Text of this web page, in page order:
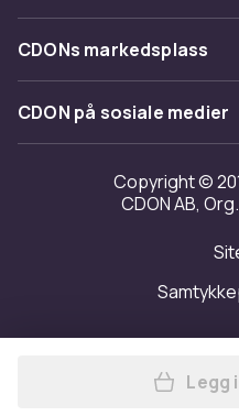
Tilbakekallinger
Varemerker
Om oss
Kundeanmeldelser
Jobbe på CDON
Investor relations
Tilgjengelighet
CDONs markedsplass
Merchant Help Center
CDON på sosiale medier
Copyright ©
CDON AB,
Legg